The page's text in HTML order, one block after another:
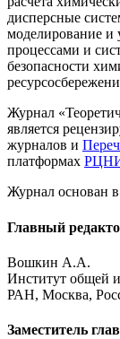
дисперсные
моделирование и
процессами и
безопасности
Журнал
является
журналов и
платформах
Журнал основан
Главный
Вошкин А.А.
Институт общей
РАН, Москва,
Заместитель